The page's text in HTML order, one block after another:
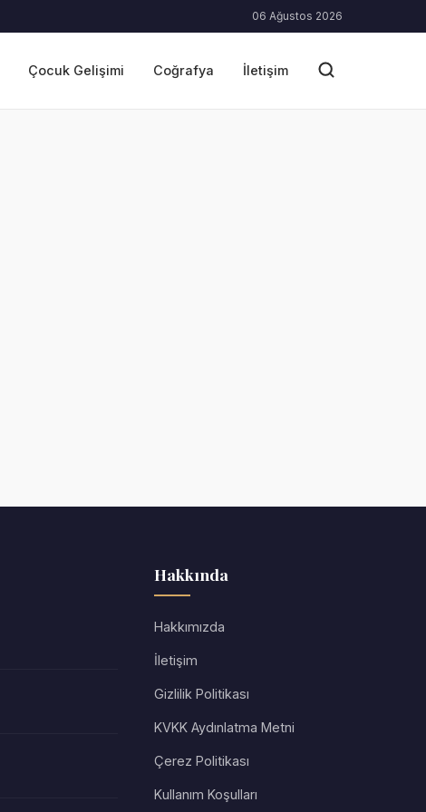
06 Ağustos 2026
Çocuk Gelişimi Coğrafya İletişim
Hakkında
Hakkımızda
İletişim
Gizlilik Politikası
KVKK Aydınlatma Metni
Çerez Politikası
Kullanım Koşulları